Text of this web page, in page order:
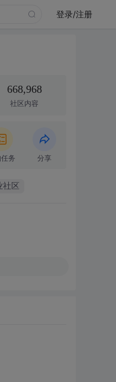
登录/注册
668,968
社区内容
务 分享
社区